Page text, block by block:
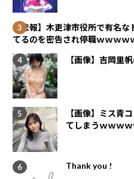
【悲報】木更津市役所で有名
てるのを密告され停職ｗｗｗｗ
【画像】吉岡里
【画像】ミス青
てしまうｗｗｗ
Thank you !